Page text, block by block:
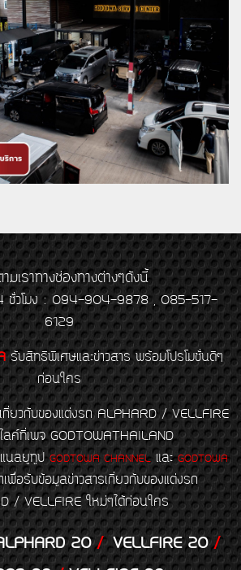
เราทางช่องทางต่างๆดังนี้
ชั่วโมง : 094-904-9878 , 085-517-
6129
รับสิทธิพิเศษและข่าวสาร พร้อมโปรโมชั่นดีๆ
ก่อนใคร
ยวกับของแต่งรถ ALPHARD / VELLFIRE
ลค์ที่เพจ GODTOWATHAILAND
นลยูทูป GODTOWA CHANNELและGODTOWA
เพื่อรับข้อมูลข่าวสารเกี่ยวกับของแต่งรถ
/ VELLFIRE ใหม่ๆได้ก่อนใคร
20/VELLFIRE 20/